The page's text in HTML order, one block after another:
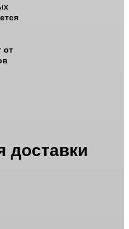
от
доставки